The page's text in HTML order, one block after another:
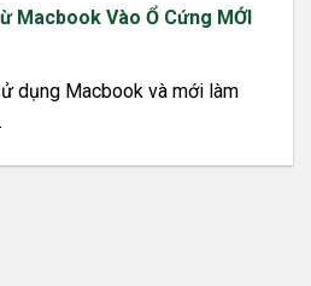
Macbook Vào Ổ Cứng MỚI
dụng Macbook và mới làm